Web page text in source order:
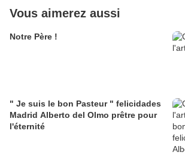
Vous aimerez aussi
Notre Père !
" Je suis le bon Pasteur " felicidades
Madrid Alberto del Olmo prêtre pour
l'éternité